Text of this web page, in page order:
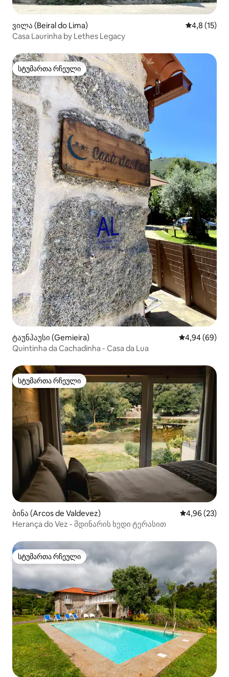
ვილა (Beiral do Lima) საშუალო
4,8 (15)
Casa Laurinha by Lethes Legacy
სტუმართა რჩეული
სტუმართა რჩეული
ტაუნჰაუსი (Gemieira) საშუალო
4,94 (69)
Quintinha da Cachadinha - Casa da Lua
სტუმართა რჩეული
სტუმართა რჩეული
ბინა (Arcos de Valdevez) საშუალო
4,96 (23)
Herança do Vez - მდინარის ხედი ტერასით
სტუმართა რჩეული
სტუმართა რჩეული